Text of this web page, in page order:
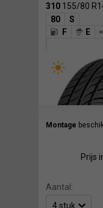
310 155/80
80
S
F
E
Montage
Prijs
Aantal: